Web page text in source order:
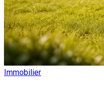
Immobilier